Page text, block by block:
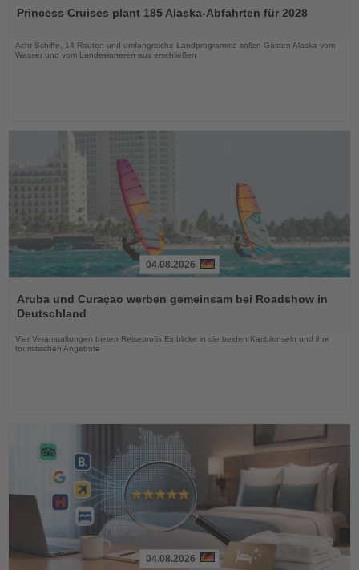
diePrincess Cruises plant 185 Alaska-Abfahrten für 2028
Acht Schiffe, 14 Routen und umfangreiche Landprogramme sollen Gästen Alaska vom
Wasser und vom Landesinneren aus erschließen
Sie
die
04.08.2026
Aruba und Curaçao werben gemeinsam bei Roadshow in
Deutschland
Vier Veranstaltungen bieten Reiseprofis Einblicke in die beiden Karibikinseln und ihre
touristischen Angebote
04.08.2026